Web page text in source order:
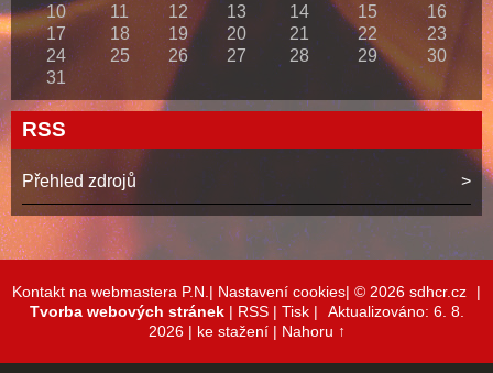
10
11 12 13 14 15
16
17
18 19 20 21 22
23
24
25 26 27 28 29
30
31
RSS
Přehled zdrojů
Kontakt na webmastera P.N.| Nastavení cookies| © 2026 sdhcr.cz
|
Tvorba webových stránek| RSS| Tisk|
Aktualizováno: 6. 8.
2026 | ke stažení | Nahoru ↑